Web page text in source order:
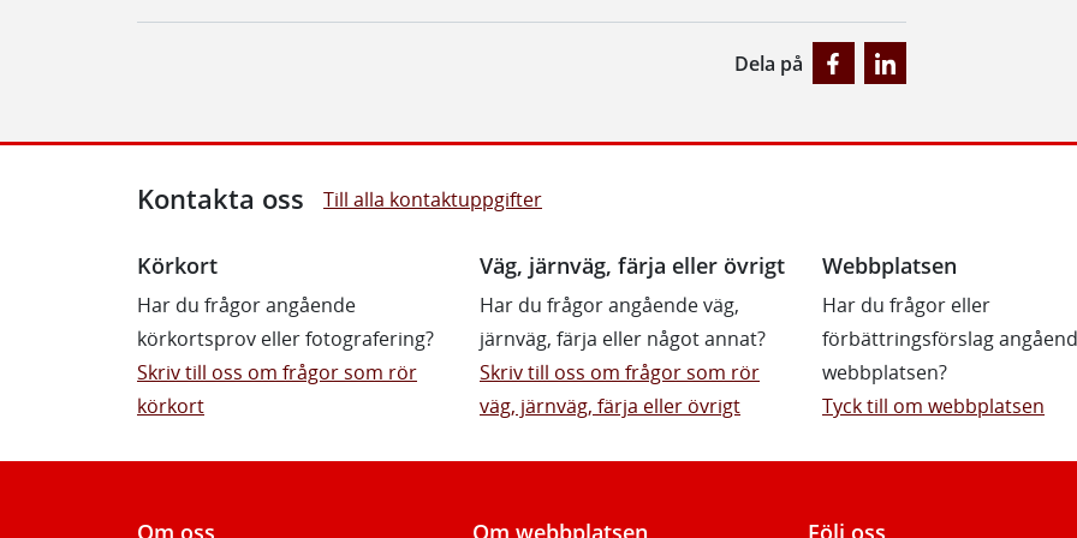
Dela på
Kontakta oss Till alla kontaktuppgifter
Körkort
Har du frågor angående
körkortsprov eller fotografering?
Skriv till oss om frågor som rör
körkort
Väg, järnväg, färja eller övrigt
Har du frågor angående väg,
järnväg, färja eller något annat?
Skriv till oss om frågor som rör
väg, järnväg, färja eller övrigt
Webbplatsen
Har du frågor eller
förbättringsförslag
webbplatsen?
Tyck till om webbplatsen
Om oss Om webbplatsen Följ oss